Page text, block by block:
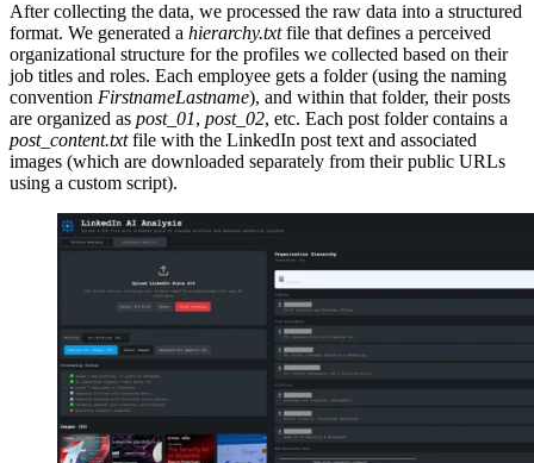
After collecting the data, we processed the raw data into a structured
format. We generated a hierarchy.txtfile that defines a perceived
organizational structure for the profiles we collected based on their
job titles and roles. Each employee gets a folder (using the naming
convention FirstnameLastname), and within that folder, their posts
are organized as post_01, post_02, etc. Each post folder contains a
post_content.txtfile with the LinkedIn post text and associated
images (which are downloaded separately from their public URLs
using a custom script).